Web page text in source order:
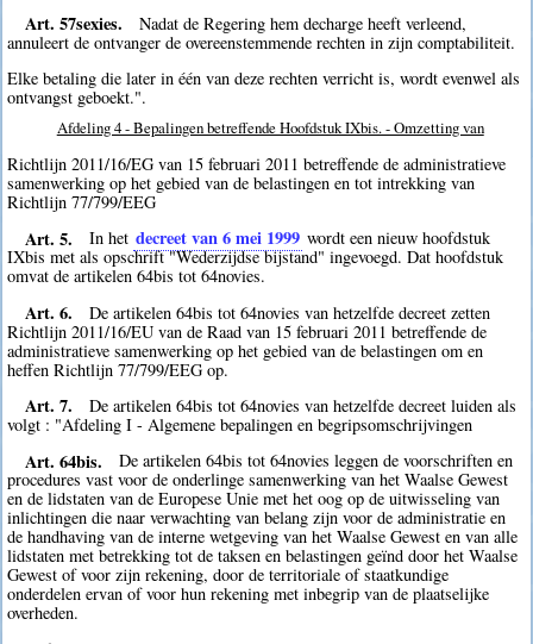
Art. 57sexies.
Nadat de Regering hem decharge heeft verleend,
annuleert de ontvanger de overeenstemmende rechten in zijn comptabiliteit.
Elke betaling die later in één van deze rechten verricht is, wordt evenwel als
ontvangst geboekt.".
Afdeling 4 - Bepalingen betreffende Hoofdstuk IXbis. - Omzetting van
Richtlijn 2011/16/EG van 15 februari 2011 betreffende de administratieve
samenwerking op het gebied van de belastingen en tot intrekking van
Richtlijn 77/799/EEG
Art. 5. In het decreet van 6 mei 1999 wordt een nieuw hoofdstuk
IXbis met als opschrift "Wederzijdse bijstand" ingevoegd. Dat hoofdstuk
omvat de artikelen 64bis tot 64novies.
Art. 6.
De artikelen 64bis tot 64novies van hetzelfde decreet zetten
Richtlijn 2011/16/EU van de Raad van 15 februari 2011 betreffende de
administratieve samenwerking op het gebied van de belastingen om en
heffen Richtlijn 77/799/EEG op.
Art. 7.
De artikelen 64bis tot 64novies van hetzelfde decreet luiden als
volgt : "Afdeling I - Algemene bepalingen en begripsomschrijvingen
Art. 64bis.
De artikelen 64bis tot 64novies leggen de voorschriften en
procedures vast voor de onderlinge samenwerking van het Waalse Gewest
en de lidstaten van de Europese Unie met het oog op de uitwisseling van
inlichtingen die naar verwachting van belang zijn voor de administratie en
de handhaving van de interne wetgeving van het Waalse Gewest en van alle
lidstaten met betrekking tot de taksen en belastingen geïnd door het Waalse
Gewest of voor zijn rekening, door de territoriale of staatkundige
onderdelen ervan of voor hun rekening met inbegrip van de plaatselijke
overheden.